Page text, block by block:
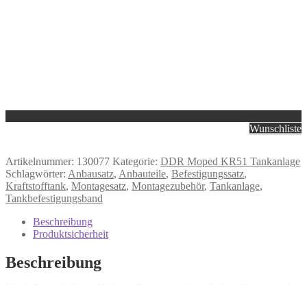
Wunschliste
Artikelnummer: 130077 Kategorie: DDR Moped KR51 Tankanlage
Schlagwörter: Anbausatz, Anbauteile, Befestigungssatz,
Kraftstofftank, Montagesatz, Montagezubehör, Tankanlage,
Tankbefestigungsband
Beschreibung
Produktsicherheit
Beschreibung